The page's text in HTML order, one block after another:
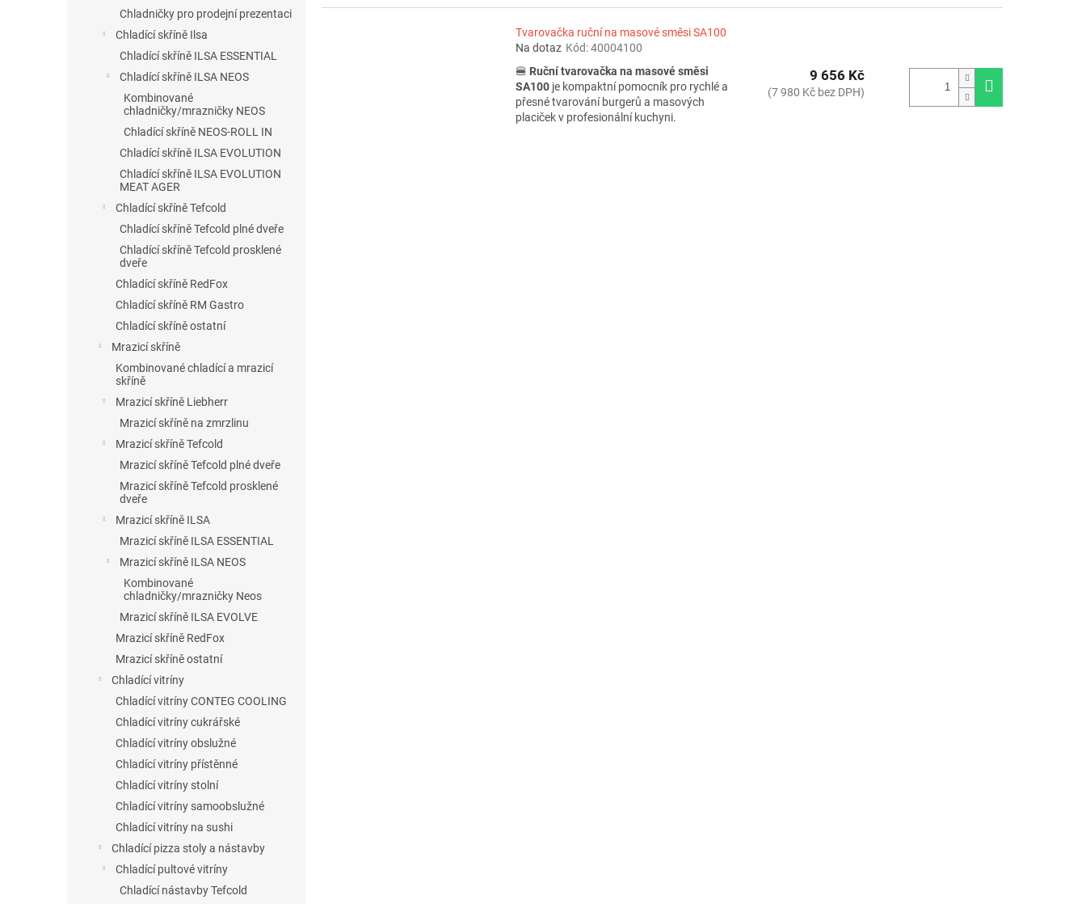
Chladničky pro prodejní prezentaci
Chladící skříně Ilsa
Chladící skříně ILSA ESSENTIAL
Chladící skříně ILSA NEOS
Kombinované
chladničky/mrazničky NEOS
Chladící skříně NEOS-ROLL IN
Chladící skříně ILSA EVOLUTION
Chladící skříně ILSA EVOLUTION
MEAT AGER
Chladící skříně Tefcold
Chladící skříně Tefcold plné dveře
Chladící skříně Tefcold prosklené
dveře
Chladící skříně RedFox
Chladící skříně RM Gastro
Chladící skříně ostatní
Mrazicí skříně
Kombinované chladící a mrazicí
skříně
Mrazicí skříně Liebherr
Mrazicí skříně na zmrzlinu
Mrazicí skříně Tefcold
Mrazicí skříně Tefcold plné dveře
Mrazicí skříně Tefcold prosklené
dveře
Mrazicí skříně ILSA
Mrazicí skříně ILSA ESSENTIAL
Mrazicí skříně ILSA NEOS
Kombinované
chladničky/mrazničky Neos
Mrazicí skříně ILSA EVOLVE
Mrazicí skříně RedFox
Mrazicí skříně ostatní
Chladící vitríny
Chladící vitríny CONTEG COOLING
Chladící vitríny cukrářské
Chladící vitríny obslužné
Chladící vitríny přístěnné
Chladící vitríny stolní
Chladící vitríny samoobslužné
Chladící vitríny na sushi
Chladící pizza stoly a nástavby
Chladící pultové vitríny
Chladící nástavby Tefcold
Tvarovačka ruční na masové směsi SA100
Na dotaz Kód:40004100
🍔 Ruční tvarovačka na masové směsi
SA100 je kompaktní pomocník pro rychlé a
přesné tvarování burgerů a masových
placiček v profesionální kuchyni.
9 656 Kč
(7 980 Kč bez DPH)